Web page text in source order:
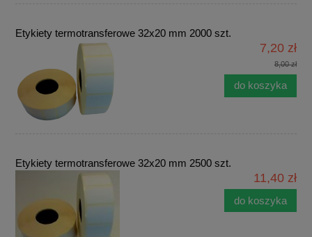
Etykiety termotransferowe 32x20 mm 2000 szt.
7,20 zł
8,00 zł
do koszyka
Etykiety termotransferowe 32x20 mm 2500 szt.
11,40 zł
do koszyka